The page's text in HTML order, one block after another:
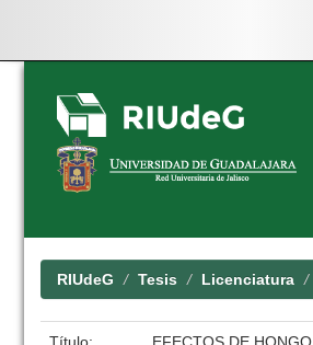
Skip
navigation
RIUdeG Tesis Licenciatura